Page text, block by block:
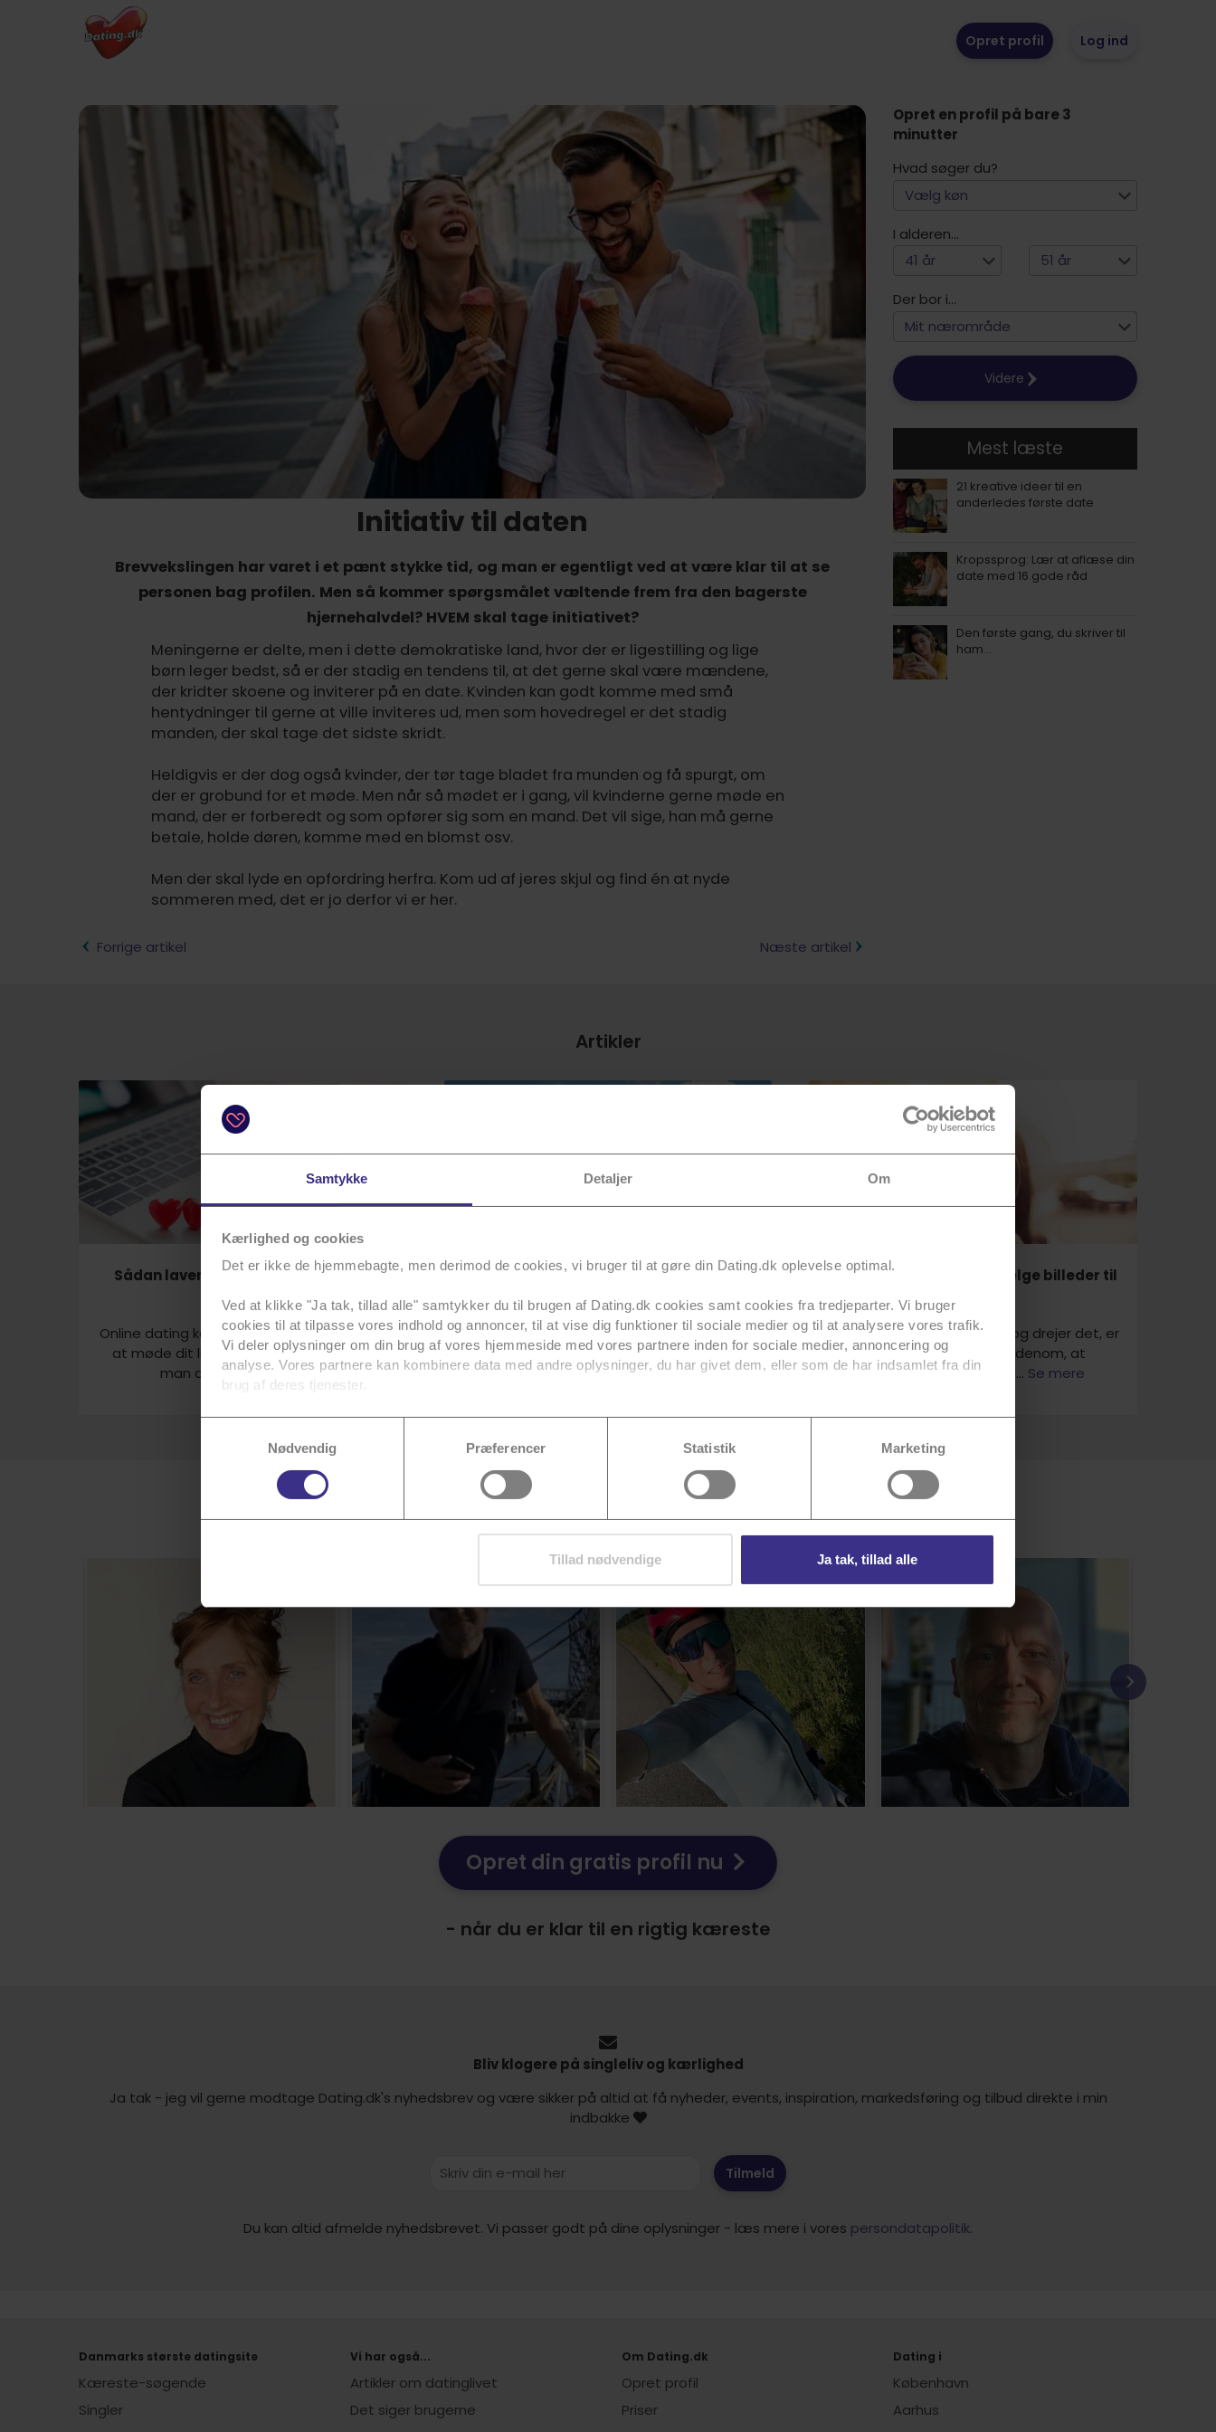
Samtykke Detaljer Om
Kærlighed og cookies
Det er ikke de hjemmebagte, men derimod de cookies, vi bruger til at gøre din Dating.dk oplevelse optimal.
Ved at klikke "Ja tak, tillad alle" samtykker du til brugen af Dating.dk cookies samt cookies fra tredjeparter. Vi bruger
cookies til at tilpasse vores indhold og annoncer, til at vise dig funktioner til sociale medier og til at analysere vores trafik.
Vi deler oplysninger om din brug af vores hjemmeside med vores partnere inden for sociale medier, annoncering og
analyse. Vores partnere kan kombinere data med andre oplysninger, du har givet dem, eller som de har indsamlet fra din
brug af deres tjenester.
Du kan til enhver tid annullere dit samtykke, som beskrevet i vores
cookiepolitik. Se også vores persondatapolitik
Nødvendig
Præferencer Statistik Marketing
Tillad nødvendige Ja tak, tillad alle
Opret profil Log ind
Initiativ til daten
Brevvekslingen har varet i et pænt stykke tid, og man er egentligt ved at være klar til at se
personen bag profilen. Men så kommer spørgsmålet væltende frem fra den bagerste
hjernehalvdel? HVEM skal tage initiativet?
Meningerne er delte, men i dette demokratiske land, hvor der er ligestilling og lige
børn leger bedst, så er der stadig en tendens til, at det gerne skal være mændene,
der kridter skoene og inviterer på en date. Kvinden kan godt komme med små
hentydninger til gerne at ville inviteres ud, men som hovedregel er det stadig
manden, der skal tage det sidste skridt.
Heldigvis er der dog også kvinder, der tør tage bladet fra munden og få spurgt, om
der er grobund for et møde. Men når så mødet er i gang, vil kvinderne gerne møde en
mand, der er forberedt og som opfører sig som en mand. Det vil sige, han må gerne
betale, holde døren, komme med en blomst osv.
Men der skal lyde en opfordring herfra. Kom ud af jeres skjul og find én at nyde
sommeren med, det er jo derfor vi er her.
Næste artikel
Forrige artikel
Opret en profil på bare 3
minutter
Hvad søger du?
Vælg køn
I alderen...
41 år
51 år
Der bor i...
Mit nærområde
Videre
Mest læste
21 kreative ideer til en
anderledes første date
Kropssprog: Lær at aflæse din
date med 16 gode råd
Den første gang, du skriver til
ham…
Artikler
Sådan laver du en god dating profil
Online dating kan være en fantastisk vej til
at møde dit livs kærlighed, men bruger
man det forke...Se mere
11 tips til seriøs dating, når du søger et
fast forhold
Dating er ikke altid lige til. Nogle singler
søger en fast partner, mens andre blot er
på udkig e...Se mere
De bedste tips til at udvælge billeder til
din profil
Uanset hvordan du vender og drejer det, er
det svært at komme udenom, at
udseende spiller en roll... Se mere
Profiler på Dating.dk
Opret din gratis profil nu
- når du er klar til en rigtig kæreste
Bliv klogere på singleliv og kærlighed
Ja tak - jeg vil gerne modtage Dating.dk's nyhedsbrev og være sikker på altid at få nyheder, events, inspiration, markedsføring og tilbud direkte i min
indbakke
Tilmeld
Du kan altid afmelde nyhedsbrevet. Vi passer godt på dine oplysninger - læs mere i vores persondatapolitik.
Danmarks største datingsite
Kæreste-søgende
Singler
Vi har også...
Artikler om datinglivet
Det siger brugerne
Om Dating.dk
Opret profil
Priser
Dating i
København
Aarhus